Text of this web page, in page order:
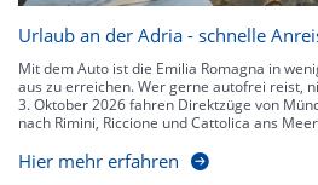
Urlaub an der Adria - schnelle
Mit dem Auto ist die Emilia Romagna in
aus zu erreichen. Wer gerne autofrei reist,
3. Oktober 2026 fahren Direktzüge von
nach Rimini, Riccione und Cattolica ans
Hier mehr erfahren